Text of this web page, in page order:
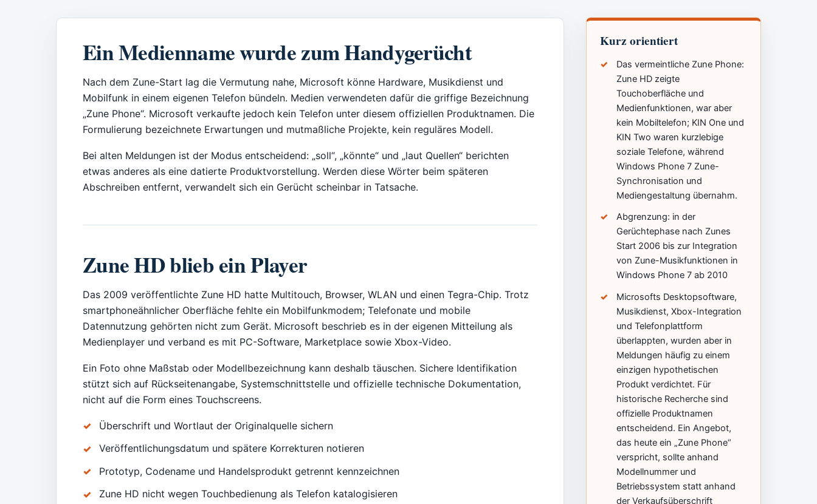
Kurz orientiert
Das vermeintliche Zune Phone:
Zune HD zeigte
Touchoberfläche und
Medienfunktionen, war aber
kein Mobiltelefon; KIN One und
KIN Two waren kurzlebige
soziale Telefone, während
Windows Phone 7 Zune-
Synchronisation und
Mediengestaltung übernahm.
Abgrenzung: in der
Gerüchtephase nach Zunes
Start 2006 bis zur Integration
von Zune-Musikfunktionen in
Windows Phone 7 ab 2010
Microsofts Desktopsoftware,
Musikdienst, Xbox-Integration
und Telefonplattform
überlappten, wurden aber in
Meldungen häufig zu einem
einzigen hypothetischen
Produkt verdichtet. Für
historische Recherche sind
offizielle Produktnamen
entscheidend. Ein Angebot,
das heute ein „Zune Phone“
verspricht, sollte anhand
Modellnummer und
Betriebssystem statt anhand
der Verkaufsüberschrift
Ein Medienname wurde zum Handygerücht
Nach dem Zune-Start lag die Vermutung nahe, Microsoft könne Hardware, Musikdienst und
Mobilfunk in einem eigenen Telefon bündeln. Medien verwendeten dafür die griffige Bezeichnung
„Zune Phone“. Microsoft verkaufte jedoch kein Telefon unter diesem offiziellen Produktnamen. Die
Formulierung bezeichnete Erwartungen und mutmaßliche Projekte, kein reguläres Modell.
Bei alten Meldungen ist der Modus entscheidend: „soll“, „könnte“ und „laut Quellen“ berichten
etwas anderes als eine datierte Produktvorstellung. Werden diese Wörter beim späteren
Abschreiben entfernt, verwandelt sich ein Gerücht scheinbar in Tatsache.
Zune HD blieb ein Player
Das 2009 veröffentlichte Zune HD hatte Multitouch, Browser, WLAN und einen Tegra-Chip. Trotz
smartphoneähnlicher Oberfläche fehlte ein Mobilfunkmodem; Telefonate und mobile
Datennutzung gehörten nicht zum Gerät. Microsoft beschrieb es in der eigenen Mitteilung als
Medienplayer und verband es mit PC-Software, Marketplace sowie Xbox-Video.
Ein Foto ohne Maßstab oder Modellbezeichnung kann deshalb täuschen. Sichere Identifikation
stützt sich auf Rückseitenangabe, Systemschnittstelle und offizielle technische Dokumentation,
nicht auf die Form eines Touchscreens.
Überschrift und Wortlaut der Originalquelle sichern
Veröffentlichungsdatum und spätere Korrekturen notieren
Prototyp, Codename und Handelsprodukt getrennt kennzeichnen
Zune HD nicht wegen Touchbedienung als Telefon katalogisieren